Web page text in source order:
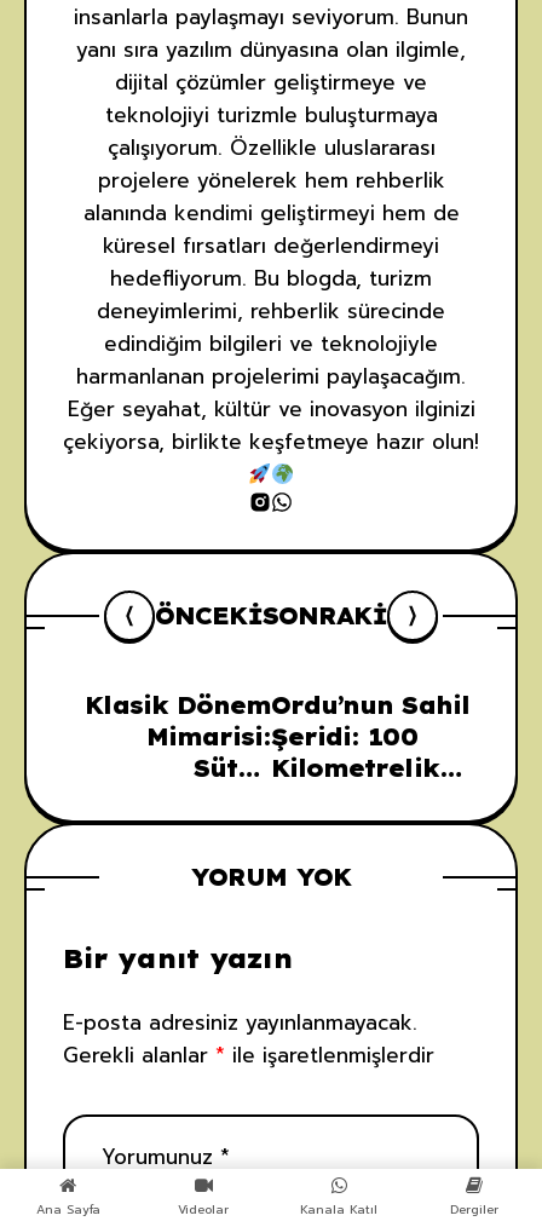
insanlarla paylaşmayı seviyorum. Bunun
yanı sıra yazılım dünyasına olan ilgimle,
dijital çözümler geliştirmeye ve
teknolojiyi turizmle buluşturmaya
çalışıyorum. Özellikle uluslararası
projelere yönelerek hem rehberlik
alanında kendimi geliştirmeyi hem de
küresel fırsatları değerlendirmeyi
hedefliyorum. Bu blogda, turizm
deneyimlerimi, rehberlik sürecinde
edindiğim bilgileri ve teknolojiyle
harmanlanan projelerimi paylaşacağım.
Eğer seyahat, kültür ve inovasyon ilginizi
çekiyorsa, birlikte keşfetmeye hazır olun!
ÖNCEKISONRAKI
Klasik Dönem
Mimarisi:
Sütun
Tapınaklara
Kadar Tüm
Yapısal
Ordu’nun Sahil
Şeridi: 100
Kilometrelik
Manzarası ve
Doğal
Güzellikleri
YORUM YOK
Bir yanıt yazın
E-posta adresiniz yayınlanmayacak.
Gerekli alanlar * ile işaretlenmişlerdir
Ana Sayfa Videolar Kanala Katıl Dergiler